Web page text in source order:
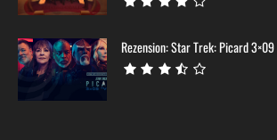
Rezension: Star Trek: Picard 3×09